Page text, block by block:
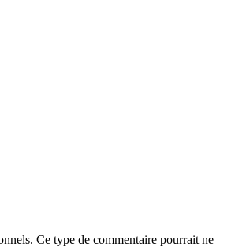
Ce type de commentaire pourrait ne